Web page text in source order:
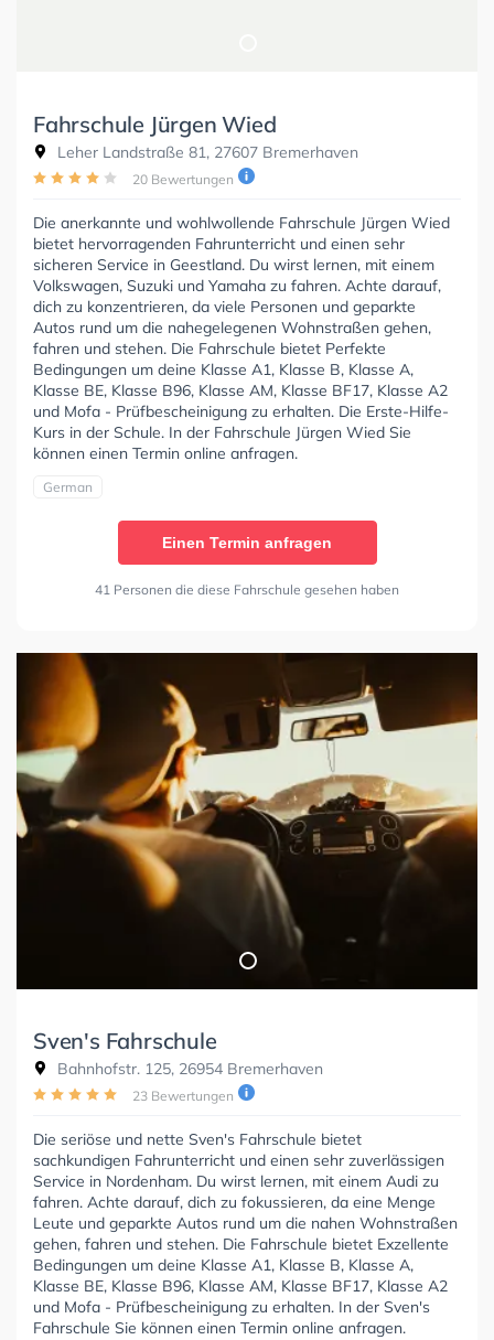
Fahrschule Jürgen Wied
Leher Landstraße 81, 27607 Bremerhaven
20 Bewertungen
Die anerkannte und wohlwollende Fahrschule Jürgen Wied
bietet hervorragenden Fahrunterricht und einen sehr
sicheren Service in Geestland. Du wirst lernen, mit einem
Volkswagen, Suzuki und Yamaha zu fahren. Achte darauf,
dich zu konzentrieren, da viele Personen und geparkte
Autos rund um die nahegelegenen Wohnstraßen gehen,
fahren und stehen. Die Fahrschule bietet Perfekte
Bedingungen um deine Klasse A1, Klasse B, Klasse A,
Klasse BE, Klasse B96, Klasse AM, Klasse BF17, Klasse A2
und Mofa - Prüfbescheinigung zu erhalten. Die Erste-Hilfe-
Kurs in der Schule. In der Fahrschule Jürgen Wied Sie
können einen Termin online anfragen.
German
Einen Termin anfragen
41 Personen die diese Fahrschule gesehen haben
Sven's Fahrschule
Bahnhofstr. 125, 26954 Bremerhaven
23 Bewertungen
Die seriöse und nette Sven's Fahrschule bietet
sachkundigen Fahrunterricht und einen sehr zuverlässigen
Service in Nordenham. Du wirst lernen, mit einem Audi zu
fahren. Achte darauf, dich zu fokussieren, da eine Menge
Leute und geparkte Autos rund um die nahen Wohnstraßen
gehen, fahren und stehen. Die Fahrschule bietet Exzellente
Bedingungen um deine Klasse A1, Klasse B, Klasse A,
Klasse BE, Klasse B96, Klasse AM, Klasse BF17, Klasse A2
und Mofa - Prüfbescheinigung zu erhalten. In der Sven's
Fahrschule Sie können einen Termin online anfragen.